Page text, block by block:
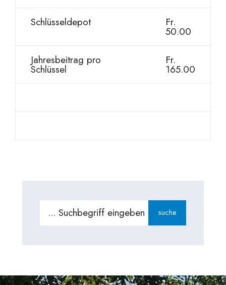
Schlüsseldepot Fr.
50.00
Jahresbeitrag pro
Schlüssel
Fr.
165.00
suche